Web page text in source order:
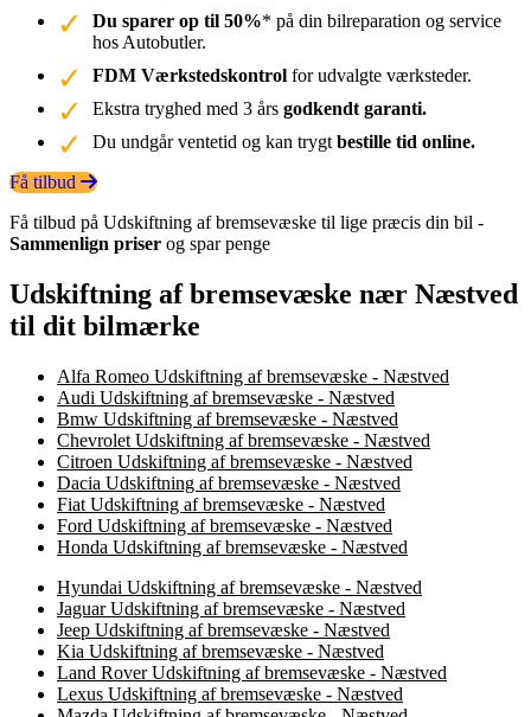
Du sparer op til 50%* på din bilreparation og service
hos Autobutler.
FDM Værkstedskontrol for udvalgte værksteder.
Ekstra tryghed med 3 års godkendt garanti.
Du undgår ventetid og kan trygt bestille tid online.
Få tilbud
Få tilbud på Udskiftning af bremsevæske til lige præcis din bil -
Sammenlign priser og spar penge
Udskiftning af bremsevæske nær Næstved
til dit bilmærke
Alfa Romeo Udskiftning af bremsevæske - Næstved
Audi Udskiftning af bremsevæske - Næstved
Bmw Udskiftning af bremsevæske - Næstved
Chevrolet Udskiftning af bremsevæske - Næstved
Citroen Udskiftning af bremsevæske - Næstved
Dacia Udskiftning af bremsevæske - Næstved
Fiat Udskiftning af bremsevæske - Næstved
Ford Udskiftning af bremsevæske - Næstved
Honda Udskiftning af bremsevæske - Næstved
Hyundai Udskiftning af bremsevæske - Næstved
Jaguar Udskiftning af bremsevæske - Næstved
Jeep Udskiftning af bremsevæske - Næstved
Kia Udskiftning af bremsevæske - Næstved
Land Rover Udskiftning af bremsevæske - Næstved
Lexus Udskiftning af bremsevæske - Næstved